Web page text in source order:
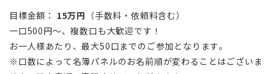
目標金額： 15万円 （手数料・依頼料含む）
一口500円〜、複数口も大歓迎です！
お一人様あたり、最大50口までのご参加となります。
※口数によって名簿パネルのお名前順が変わることはございま